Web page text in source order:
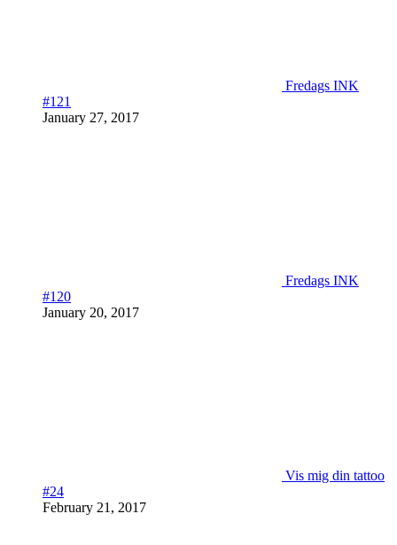
Fredags INK
#121
January 27, 2017
Fredags INK
#120
January 20, 2017
Vis mig din tattoo
#24
February 21, 2017